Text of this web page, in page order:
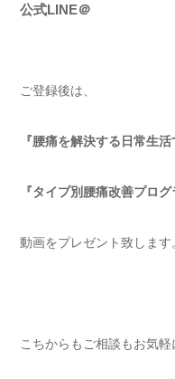
公式LINE＠
ご登録後は、
『腰痛を解決する日常生活
『タイプ別腰痛改善プログ
動画をプレゼント致します
こちからもご相談もお気軽